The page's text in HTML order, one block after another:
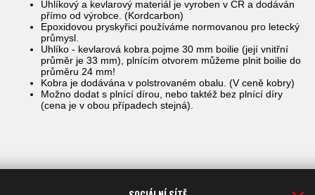
Uhlíkový a kevlarový materiál je vyroben v ČR a dodáván
přímo od výrobce. (Kordcarbon)
Epoxidovou pryskyřici používáme normovanou pro letecký
průmysl.
Uhlíko - kevlarová kobra pojme 30 mm boilie (její vnitřní
průměr je 33 mm), plnícím otvorem můžeme plnit boilie do
průměru 24 mm!
Kobra je dodávána v polstrovaném obalu. (V ceně kobry)
Možno dodat s plnící dírou, nebo taktéž bez plnící díry
(cena je v obou případech stejná).